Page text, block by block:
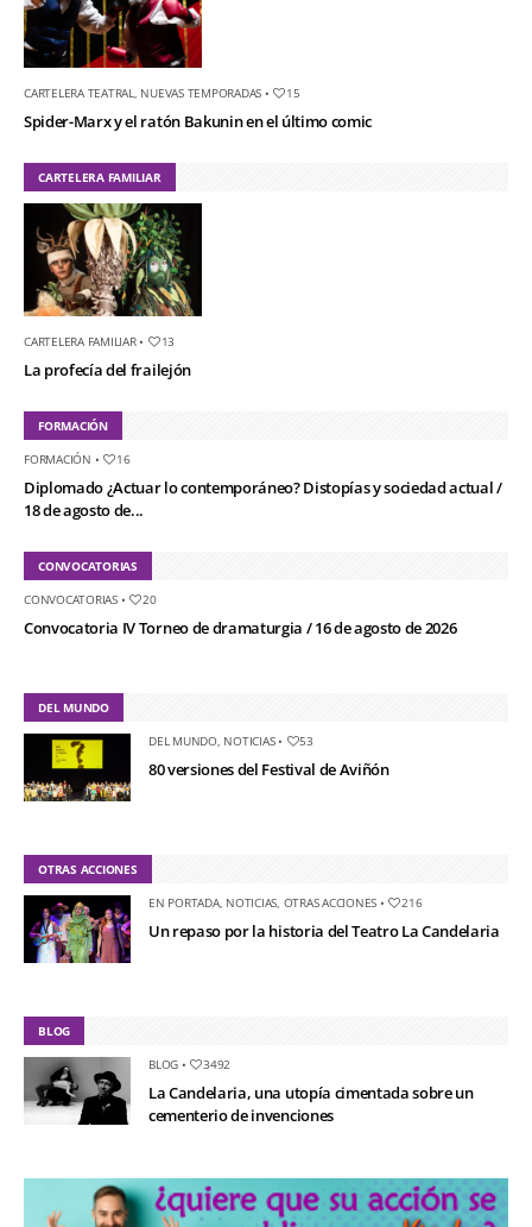
CARTELERA TEATRAL NUEVAS TEMPORADAS • 15
Spider-Marx y el ratón Bakunin en el último comic
CARTELERA FAMILIAR
CARTELERA FAMILIAR• 13
La profecía del frailejón
FORMACIÓN
FORMACIÓN • 16
Diplomado ¿Actuar lo contemporáneo? Distopías y sociedad actual /
18 de agosto de...
CONVOCATORIAS
CONVOCATORIAS• 20
Convocatoria IV Torneo de dramaturgia / 16 de agosto de 2026
DEL MUNDO
DEL MUNDO, NOTICIAS• 53
80 versiones del Festival de Aviñón
OTRAS ACCIONES
EN PORTADA, NOTICIAS OTRAS ACCIONES • 216
Un repaso por la historia del Teatro La Candelaria
BLOG
BLOG • 3492
La Candelaria, una utopía cimentada sobre un
cementerio de invenciones